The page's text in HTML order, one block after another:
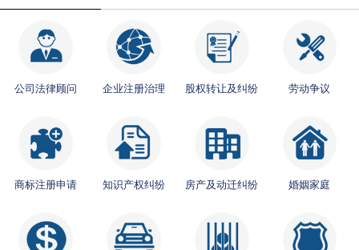
公司法律顾问 企业注册治理 股权转让及纠纷 劳动争议
商标注册申请 知识产权纠纷 房产及动迁纠纷 婚姻家庭